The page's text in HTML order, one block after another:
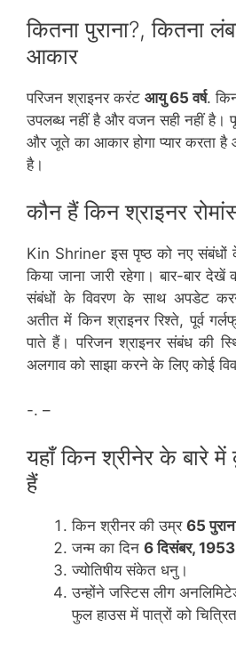
कितना पुराना?, कितना
आकार
परिजन श्राइनर करंट आयु 65 वर्ष.
उपलब्ध नहीं है और वजन सही नहीं है।
और जूते का आकार होगा प्यार करता है
है।
कौन हैं किन श्राइनर
Kin Shriner इस पृष्ठ को नए संबंधों
किया जाना जारी रहेगा। बार-बार
संबंधों के विवरण के साथ अपडेट
अतीत में किन श्राइनर रिश्ते, पूर्व
पाते हैं। परिजन श्राइनर संबंध की
अलगाव को साझा करने के लिए कोई
-. –
यहाँ किन श्रीनेर के बारे
हैं
किन श्रीनर की उम्र 65
जन्म का दिन 6 दिसंबर, 1953
ज्योतिषीय संकेत धनु।
उन्होंने जस्टिस लीग
फुल हाउस में पात्रों को